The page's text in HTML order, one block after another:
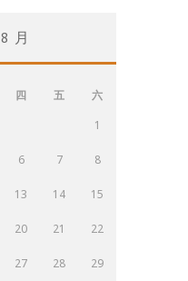
月
四 五
六
1
6 7 8
13 14 15
20 21 22
27 28 29